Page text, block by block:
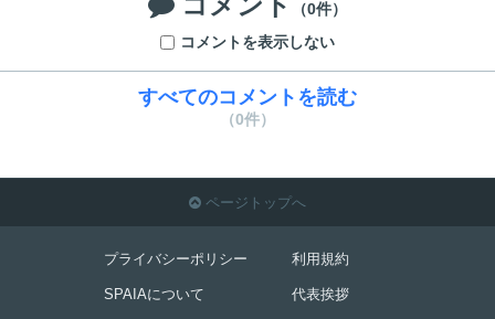
（0件）
コメントを表示しない
すべてのコメントを読む
（0件）
 ページトップへ
プライバシーポリシー
SPAIAについて
利用規約
代表挨拶